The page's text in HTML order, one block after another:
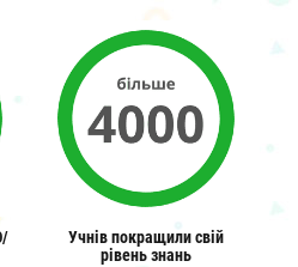
Учнів покращили свій
рівень знань